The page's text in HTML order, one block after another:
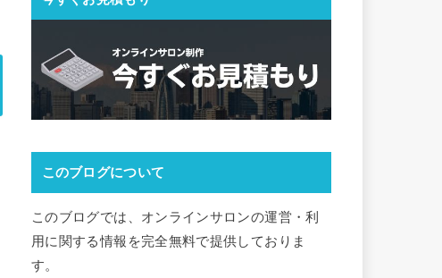
このブログについて
このブログでは、オンラインサロンの運営・利
用に関する情報を完全無料で提供しておりま
す。